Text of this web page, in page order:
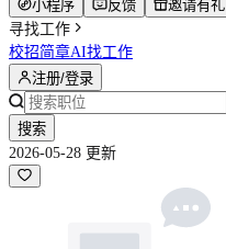
小程序 反馈 邀请有礼
寻找工作
校招简章AI找工作
注册/登录
搜索
2026-05-28 更新